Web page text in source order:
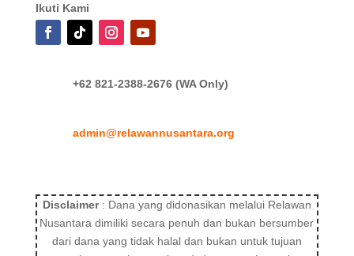
Ikuti Kami
+62 821-2388-2676 (WA Only)
admin@relawannusantara.org
Disclaimer: Dana yang didonasikan melalui Relawan
Nusantara dimiliki secara penuh dan bukan bersumber
dari dana yang tidak halal dan bukan untuk tujuan